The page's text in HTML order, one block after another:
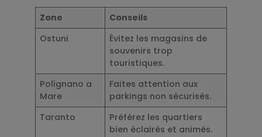
Zone
Conseils
Ostuni
Évitez les magasins de
souvenirs trop
touristiques.
Polignano a
Mare
Faites attention aux
parkings non sécurisés.
Taranto
Préférez les quartiers
bien éclairés et animés.